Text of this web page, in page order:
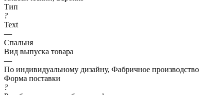
Тип
?
Text
—
Спальня
Вид выпуска товара
—
По индивидуальному дизайну, Фабричное производство
Форма поставки
?